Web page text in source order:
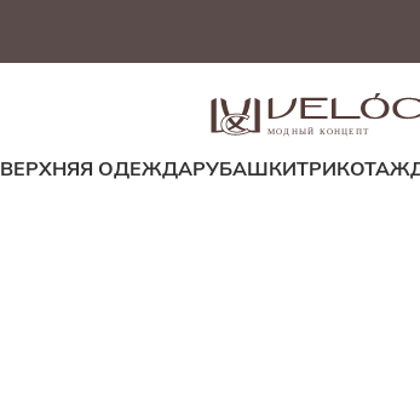
МОДНЫЙ КОНЦЕПТ
ВЕРХНЯЯ ОДЕЖДАРУБАШКИТРИКОТАЖ